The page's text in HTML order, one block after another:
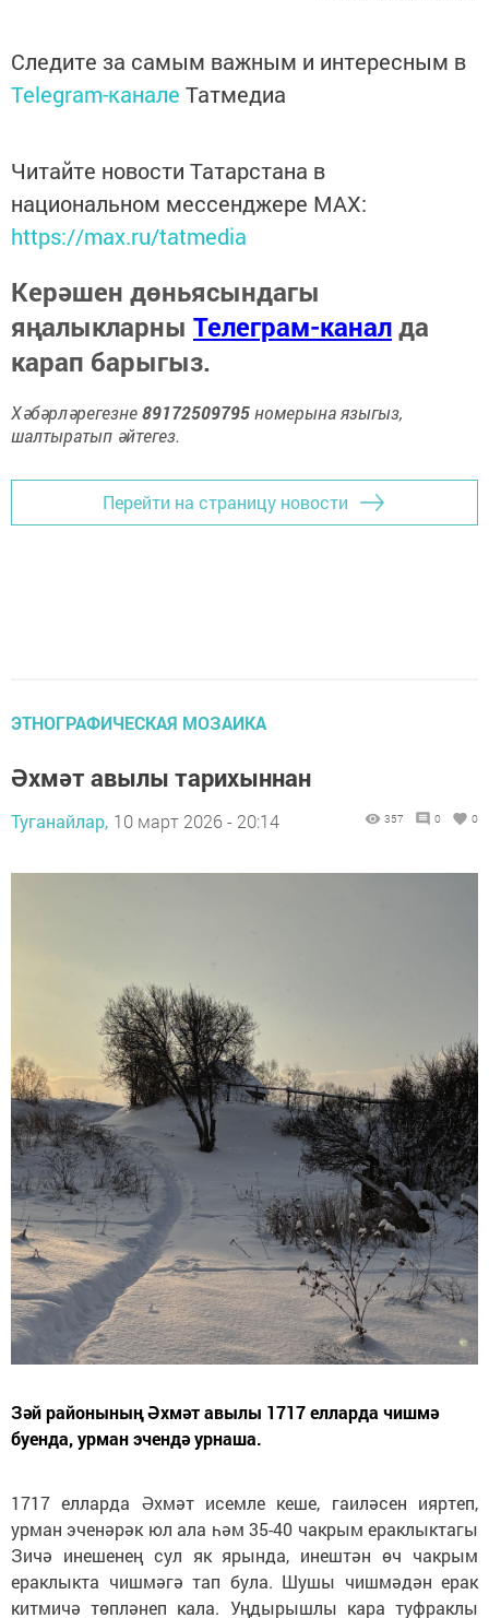
Следите за самым важным и интересным в
Telegram-канале Татмедиа
Читайте новости Татарстана в
национальном мессенджере MАХ:
https://max.ru/tatmedia
Керәшен дөньясындагы
яңалыкларны Телеграм-каналда
карап барыгыз.
Хәбәрләрегезне89172509795номерына языгыз,
шалтыратып әйтегез.
Перейти на страницу новости
ЭТНОГРАФИЧЕСКАЯ МОЗАИКА
Әхмәт авылы тарихыннан
Туганайлар, 10 март 2026 - 20:14 357 0 0
Зәй районының Әхмәт авылы 1717 елларда чишмә
буенда, урман эчендә урнаша.
1717 елларда Әхмәт исемле кеше, гаиләсен ияртеп,
урман эченәрәк юл ала һәм 35-40 чакрым ераклыктагы
Зичә инешенең сул як ярында, инештән өч чакрым
ераклыкта чишмәгә тап була. Шушы чишмәдән ерак
китмичә төпләнеп кала. Уңдырышлы кара туфраклы